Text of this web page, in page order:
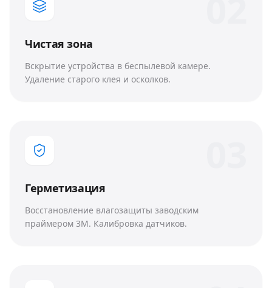
Чистая зона
Вскрытие устройства в беспылевой камере.
Удаление старого клея и осколков.
Герметизация
Восстановление влагозащиты заводским
праймером 3M. Калибровка датчиков.